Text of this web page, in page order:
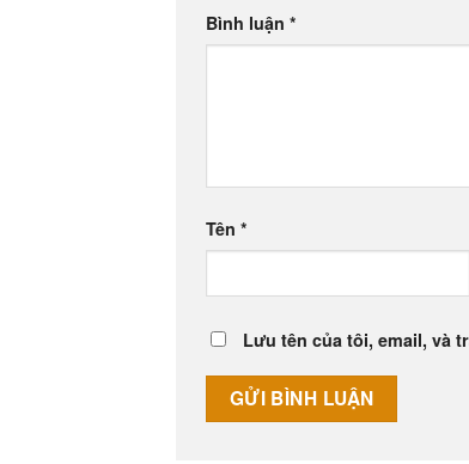
Bình luận *
Tên *
Lưu tên của tôi, email, và